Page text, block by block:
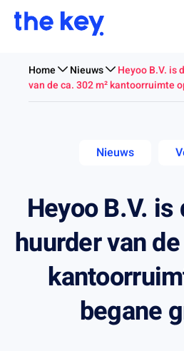
Home Nieuws
Heyoo B.V. is
van de ca. 302 m² kantoorruimte
Nieuws
Heyoo B.V.
huurder van
begane